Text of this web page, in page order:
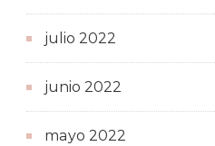
julio 2022
junio 2022
mayo 2022